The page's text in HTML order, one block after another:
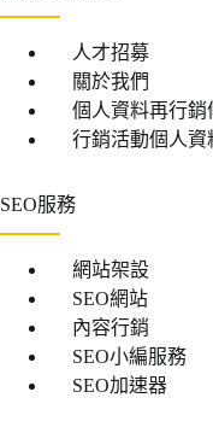
人才招募
關於我們
個人資料再行銷
行銷活動個人資
SEO服務
網站架設
SEO網站
內容行銷
SEO小編服務
SEO加速器